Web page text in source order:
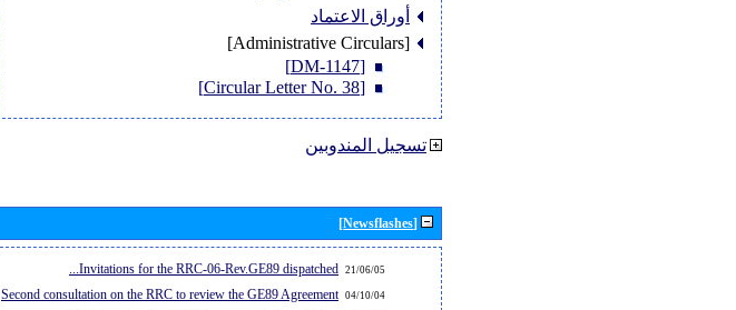
أوراق الاعتماد
[Administrative Circulars]
[DM-1147]
[Circular Letter No. 38]
تسجيل المندوبين
[Newsflashes]
21/06/05
Invitations for the RRC-06-Rev.GE89 dispatched...
04/10/04
Second consultation on the RRC to review the GE89 Agreement